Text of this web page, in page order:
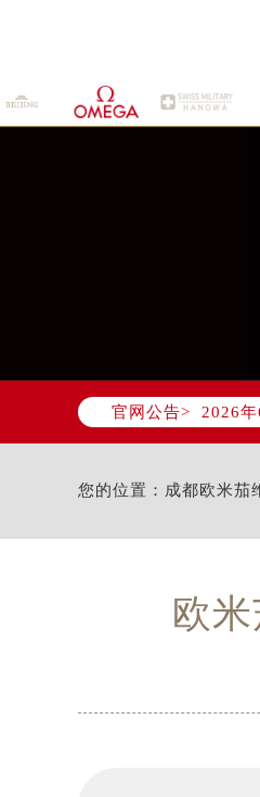
官网公告>
2026
2026
成都市
您的位置： 成都欧米茄
欧